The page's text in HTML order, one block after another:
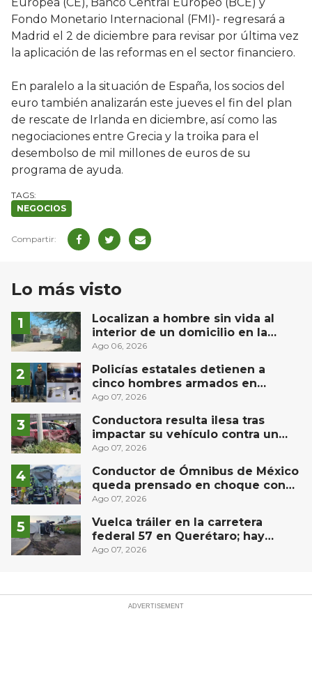
Europea (CE), Banco Central Europeo (BCE) y
Fondo Monetario Internacional (FMI)- regresará a
Madrid el 2 de diciembre para revisar por última vez
la aplicación de las reformas en el sector financiero.
En paralelo a la situación de España, los socios del
euro también analizarán este jueves el fin del plan
de rescate de Irlanda en diciembre, así como las
negociaciones entre Grecia y la troika para el
desembolso de mil millones de euros de su
programa de ayuda.
NEGOCIOS
Lo más visto
Localizan a hombre sin vida al
interior de un domicilio en la
comunidad El Rodeo, San Juan del
Ago 06, 2026
Policías estatales detienen a
cinco hombres armados en
Puebla capital
Ago 07, 2026
Conductora resulta ilesa tras
impactar su vehículo contra un
muro en Huimilpan
Ago 07, 2026
Conductor de Ómnibus de México
queda prensado en choque con
materialista en San Juan del Río
Ago 07, 2026
Vuelca tráiler en la carretera
federal 57 en Querétaro; hay
derrame de combustible
Ago 07, 2026